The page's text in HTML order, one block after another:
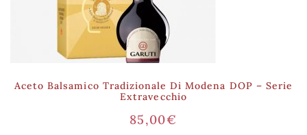
Aceto Balsamico Tradizionale Di Modena DOP – Serie
Extravecchio
85,00€